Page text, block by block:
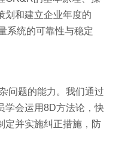
划和建立企业年度的
系统的可靠性与稳定
问题的能力。我们通过
学会运用8D方法论，快
定并实施纠正措施，防